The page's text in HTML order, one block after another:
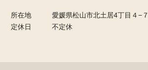
所在地
愛媛県松山市北土居4丁目４−７
定休日
不定休